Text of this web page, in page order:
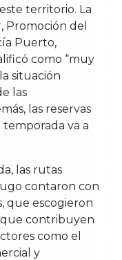
territorio. La
Promoción del
Puerto,
como “muy
situación
las
las reservas
va a
las rutas
contaron con
que escogieron
que contribuyen
como el
y